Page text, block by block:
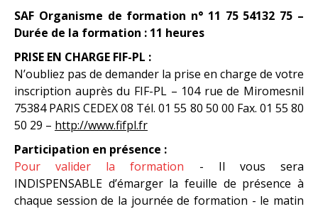
SAF Organisme de formation n° 11 75 54132 75 –
Durée de la formation : 11 heures
PRISE EN CHARGE FIF-PL :
N’oubliez pas de demander la prise en charge de votre
inscription auprès du FIF-PL – 104 rue de Miromesnil
75384 PARIS CEDEX 08 Tél. 01 55 80 50 00 Fax. 01 55 80
50 29 – http://www.fifpl.fr
Participation en présence :
Pour valider la formation - Il vous sera
INDISPENSABLE d’émarger la feuille de présence à
chaque session de la journée de formation - le matin